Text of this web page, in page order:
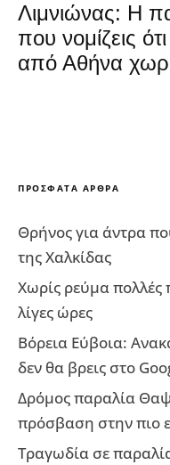
Λιμνιώνας: Η
που νομίζεις
από Αθήνα
ΠΡΌΣΦΑΤΑ ΆΡΘΡΑ
Θρήνος για άντρα
της Χαλκίδας
Χωρίς ρεύμα πολλές
λίγες ώρες
Βόρεια Εύβοια:
δεν θα βρεις στο
Δρόμος παραλία
πρόσβαση στην πιο
Τραγωδία σε